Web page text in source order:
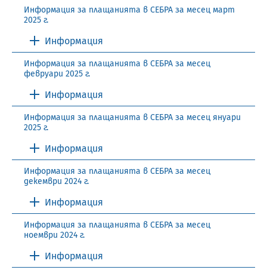
Информация за плащанията в СЕБРА за месец март
2025 г.
Информация
Информация за плащанията в СЕБРА за месец
февруари 2025 г.
Информация
Информация за плащанията в СЕБРА за месец януари
2025 г.
Информация
Информация за плащанията в СЕБРА за месец
декември 2024 г.
Информация
Информация за плащанията в СЕБРА за месец
ноември 2024 г.
Информация